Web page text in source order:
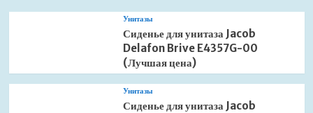
Унитазы
Сиденье для унитаза Jacob
Delafon Brive E4357G-00
(Лучшая цена)
Унитазы
Сиденье для унитаза Jacob